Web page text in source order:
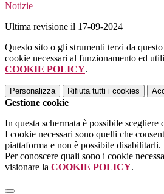
Notizie
Ultima revisione il 17-09-2024
Questo sito o gli strumenti terzi da
cookie necessari al funzionamento ed
COOKIE POLICY.
Personalizza Rifiuta tutti i cookies
Gestione cookie
In questa schermata è possibile scegliere
I cookie necessari sono quelli che
piattaforma e non è possibile disabilitarli.
Per conoscere quali sono i cookie
visionare la COOKIE POLICY.